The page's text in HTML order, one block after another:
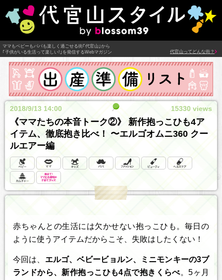
ママもベビーもパパも楽しく過ごせる街｢代官山｣から
｢子供がいる生活って楽しい!｣を発信するWebマガジン
代官山ってどんな街？
2018/9/13 14:00 15330 views
《ママたちの本音トーク②》 新作抱っこひも4ア
イテム、徹底抱き比べ！ 〜エルゴオムニ360 クー
ルエアー編
赤ちゃんとの生活には欠かせない抱っこひも。毎日の
ように使うアイテムだからこそ、失敗はしたくない！
今回は、 エルゴ、ベビービョルン、ミニモンキーの3ブ
ランドから、新作抱っこひも4点で抱きくらべ。5ヶ月